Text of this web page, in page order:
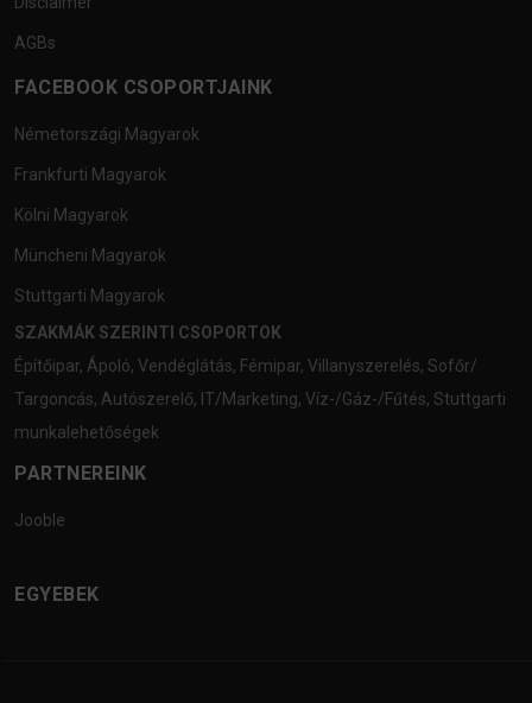
AGBs
FACEBOOK CSOPORTJAINK
Németországi Magyarok
Frankfurti Magyarok
Kölni Magyarok
Müncheni Magyarok
Stuttgarti Magyarok
SZAKMÁK SZERINTI CSOPORTOK
Építőipar, Ápoló, Vendéglátás, Fémipar, Villanyszerelés, Sofőr/
Targoncás, Autószerelő, IT/Marketing, Víz-/Gáz-/Fűtés, Stuttgarti
munkalehetőségek
PARTNEREINK
Jooble
EGYEBEK